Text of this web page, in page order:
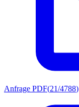
Anfrage PDF(21/4788)